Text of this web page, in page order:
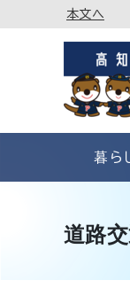
本文へ
暮ら
道路